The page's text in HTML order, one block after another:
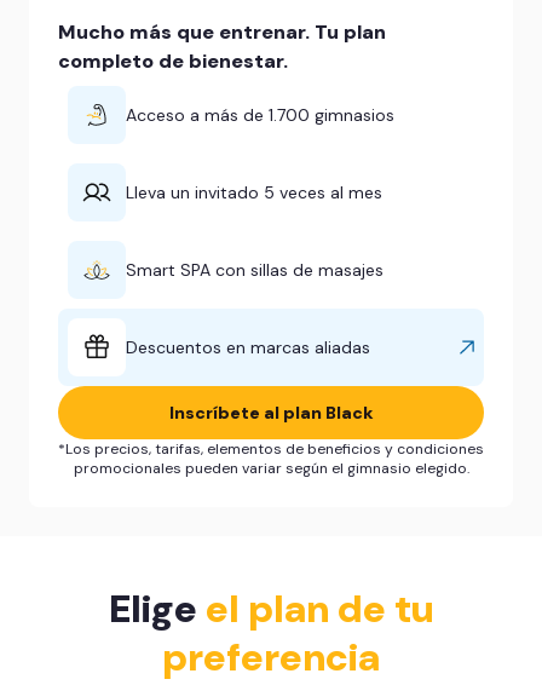
Mucho más que entrenar. Tu plan
completo de bienestar.
Acceso a más de 1.700 gimnasios
Lleva un invitado 5 veces al mes
Smart SPA con sillas de masajes
Descuentos en marcas aliadas
Inscríbete al plan Black
*Los precios, tarifas, elementos de beneficios y condiciones
promocionales pueden variar según el gimnasio elegido.
Elige el plan de tu
preferencia